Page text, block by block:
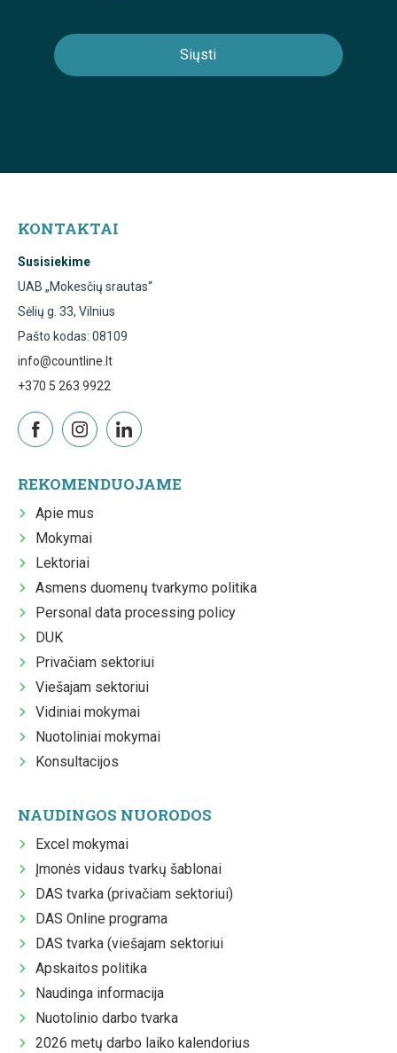
KONTAKTAI
Susisiekime
UAB „Mokesčių srautas“
Sėlių g. 33, Vilnius
Pašto kodas: 08109
info@countline.lt
+370 5 263 9922
REKOMENDUOJAME
Apie mus
Mokymai
Lektoriai
Asmens duomenų tvarkymo politika
Personal data processing policy
DUK
Privačiam sektoriui
Viešajam sektoriui
Vidiniai mokymai
Nuotoliniai mokymai
Konsultacijos
NAUDINGOS NUORODOS
Excel mokymai
Įmonės vidaus tvarkų šablonai
DAS tvarka (privačiam sektoriui)
DAS Online programa
DAS tvarka (viešajam sektoriui
Apskaitos politika
Naudinga informacija
Nuotolinio darbo tvarka
2026 metų darbo laiko kalendorius